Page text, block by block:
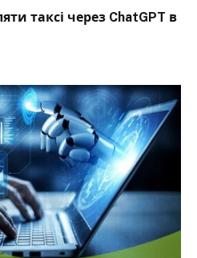
таксі через ChatGPT в